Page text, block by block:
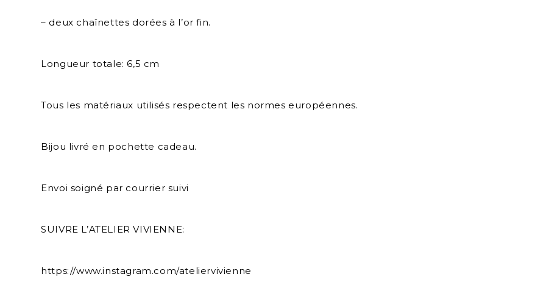
– deux chaînettes dorées à l’or fin.
Longueur totale: 6,5 cm
Tous les matériaux utilisés respectent les normes européennes.
Bijou livré en pochette cadeau.
Envoi soigné par courrier suivi
SUIVRE L’ATELIER VIVIENNE:
https://www.instagram.com/ateliervivienne